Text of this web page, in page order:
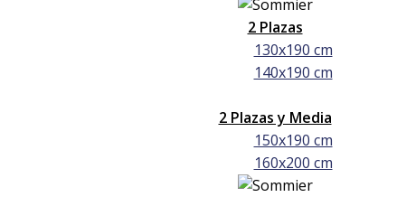
2 Plazas
130x190 cm
140x190 cm
2 Plazas y Media
150x190 cm
160x200 cm